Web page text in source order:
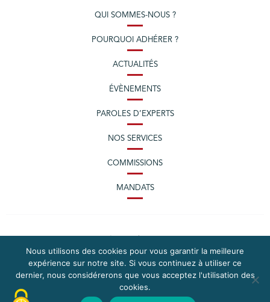
QUI SOMMES-NOUS ?
POURQUOI ADHÉRER ?
ACTUALITÉS
ÉVÈNEMENTS
PAROLES D’EXPERTS
NOS SERVICES
COMMISSIONS
MANDATS
PLAN DU SITE MENTIONS LÉGALES
Nous utilisons des cookies pour vous garantir la meilleure
expérience sur notre site. Si vous continuez à utiliser ce
dernier, nous considérerons que vous acceptez l'utilisation des
cookies.